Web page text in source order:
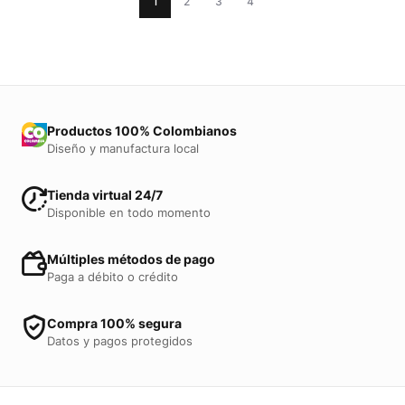
Productos 100% Colombianos
Diseño y manufactura local
Tienda virtual 24/7
Disponible en todo momento
Múltiples métodos de pago
Paga a débito o crédito
Compra 100% segura
Datos y pagos protegidos